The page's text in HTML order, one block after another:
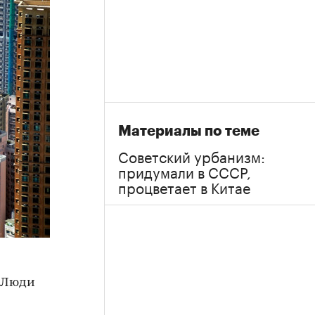
Люди
Материалы по теме
Советский урбанизм:
придумали в СССР,
процветает в Китае